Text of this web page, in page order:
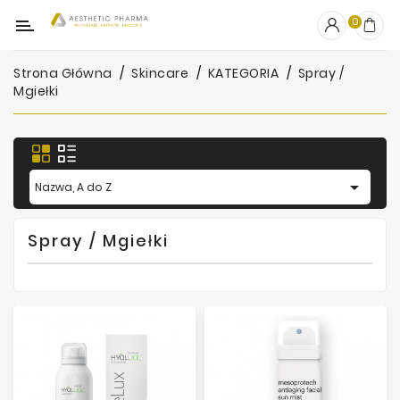
Kategoria
OUTLET
Wypełniacze
Stymulatory
Mezoterapia
Peelingi
PRP
Artykuły
Jednorazowe
0
Strona Główna Skincare KATEGORIA
Spray /
Mgiełki
Nazwa, A do Z 
Spray / Mgiełki